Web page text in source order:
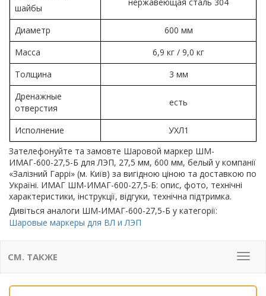
шайбы
Диаметр
600 мм
Масса
6,9 кг / 9,0 кг
Толщина
3 мм
Дренажные
отверстия
есть
Исполнение
УХЛ1
Зателефонуйте та замовте Шаровой маркер ШМ-
ИМАГ-600-27,5-Б для ЛЭП, 27,5 мм, 600 мм, белый у компанії
«Залізний Гаррі» (м. Київ) за вигідною ціною та доставкою по
Україні. ИМАГ ШМ-ИМАГ-600-27,5-Б: опис, фото, технічні
характеристики, інструкції, відгуки, технічна підтримка.
Дивіться аналоги ШМ-ИМАГ-600-27,5-Б у категорії:
Шаровые маркеры для ВЛ и ЛЭП
Меню
СМ. ТАКЖЕ